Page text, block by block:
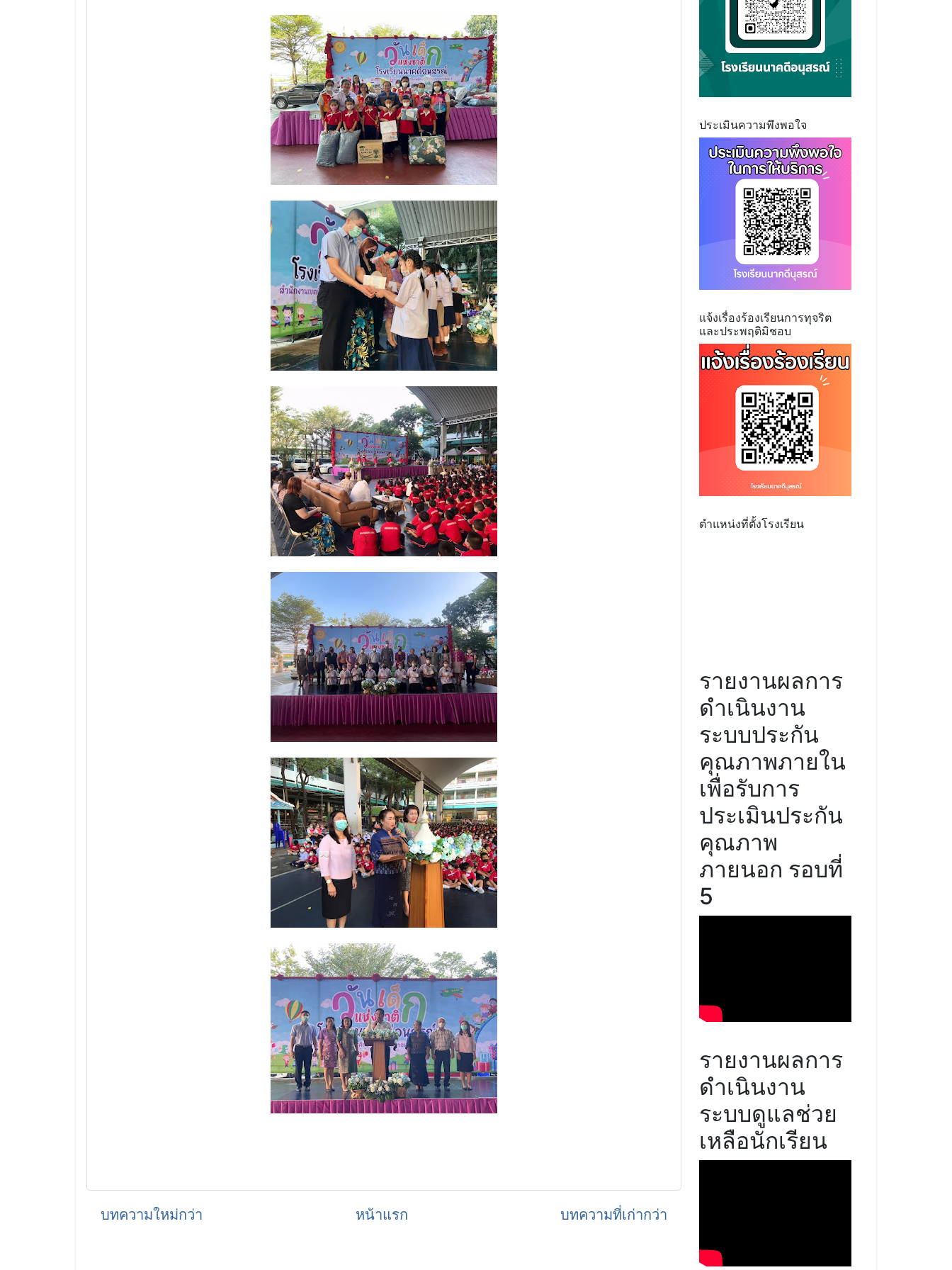
บทความใหม่กว่า บทความที่เก่ากว่า
หน้าแรก
ประเมินความพึงพอใจ
แจ้งเรื่องร้องเรียนการทุจริต
และประพฤติมิชอบ
ตำแหน่งที่ตั้งโรงเรียน
รายงานผลการ
ดำเนินงาน
ระบบประกัน
คุณภาพภายใน
เพื่อรับการ
ประเมินประกัน
คุณภาพ
ภายนอก รอบที่
5
รายงานผลการ
ดำเนินงาน
ระบบดูแลช่วย
เหลือนักเรียน